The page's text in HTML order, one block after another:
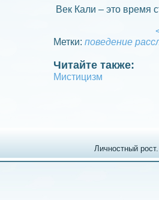
Век Кали – это время
Метки: поведeние
Читайте также:
Мистицизм
Личностный